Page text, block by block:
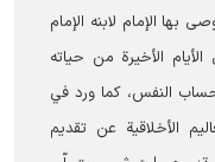
بها الإمام لابنه الإمام
الأخيرة من حياته
النفس، كما ورد في
الأخلاقية عن تقديم